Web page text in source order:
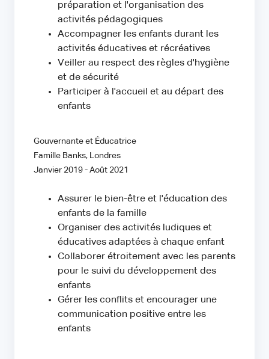
préparation et l'organisation des
activités pédagogiques
Accompagner les enfants durant les
activités éducatives et récréatives
Veiller au respect des règles d'hygiène
et de sécurité
Participer à l'accueil et au départ des
enfants
Gouvernante et Éducatrice
Famille Banks, Londres
Janvier 2019 - Août 2021
Assurer le bien-être et l'éducation des
enfants de la famille
Organiser des activités ludiques et
éducatives adaptées à chaque enfant
Collaborer étroitement avec les parents
pour le suivi du développement des
enfants
Gérer les conflits et encourager une
communication positive entre les
enfants